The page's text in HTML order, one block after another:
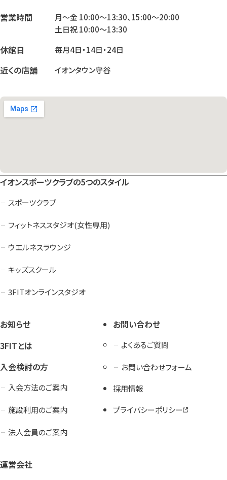
営業時間
月～金 10:00～13:30、15:00～20:00
土日祝 10:00～13:30
休館日 毎月4日・14日・24日
近くの店舗 イオンタウン守谷
イオンスポーツクラブの5つのスタイル
スポーツクラブ
フィットネススタジオ(女性専用)
ウエルネスラウンジ
キッズスクール
3FITオンラインスタジオ
お知らせ
3FITとは
入会検討の方
入会方法のご案内
施設利用のご案内
法人会員のご案内
お問い合わせ
よくあるご質問
お問い合わせフォーム
採用情報
プライバシーポリシー
運営会社